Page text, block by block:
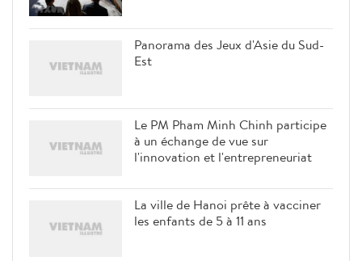
Panorama des Jeux d'Asie du Sud-
Est
Le PM Pham Minh Chinh participe
à un échange de vue sur
l'innovation et l'entrepreneuriat
La ville de Hanoi prête à vacciner
les enfants de 5 à 11 ans